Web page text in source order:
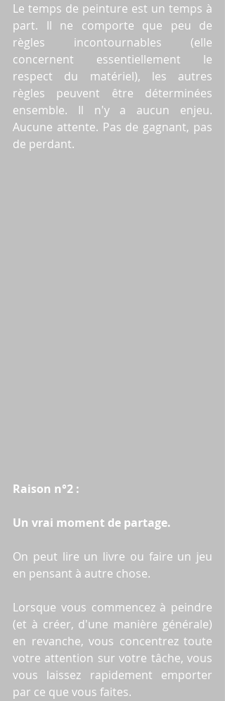
Le temps de peinture est un temps à
part. Il ne comporte que peu de
règles incontournables (elle
concernent essentiellement le
respect du matériel), les autres
règles peuvent être déterminées
ensemble. Il n'y a aucun enjeu.
Aucune attente. Pas de gagnant, pas
de perdant.
Raison n°2 :
Un vrai moment de partage.
On peut lire un livre ou faire un jeu
en pensant à autre chose.
Lorsque vous commencez à peindre
(et à créer, d'une manière générale)
en revanche, vous concentrez toute
votre attention sur votre tâche, vous
vous laissez rapidement emporter
par ce que vous faites.